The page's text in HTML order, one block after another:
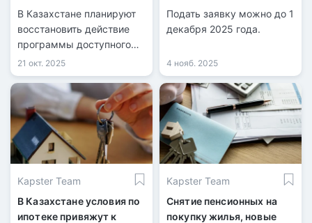
военнослужащих
В Казахстане планируют
восстановить действие
программы доступного
жилищного кредитования
для военных.
21 окт. 2025
«Наурыз» за три часа
Подать заявку можно до 1
декабря 2025 года.
4 нояб. 2025
Kapster Team
В Казахстане условия по
ипотеке привяжут к
Kapster Team
Снятие пенсионных на
покупку жилья, новые